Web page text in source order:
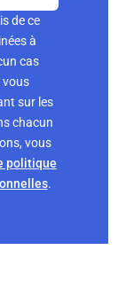
de ce
à
cas
vous
sur les
chacun
vous
politique
.